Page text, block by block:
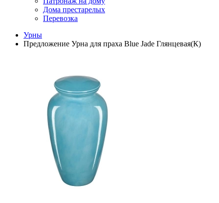
Дома престарелых
Перевозка
Урны
Предложение Урна для праха Blue Jade Глянцевая(К)